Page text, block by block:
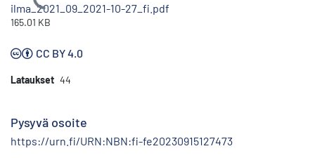
Ladataan...
ilma_2021_09_2021-10-27_fi.pdf
165.01 KB
CC BY 4.0
Lataukset 44
Pysyvä osoite
https://urn.fi/URN:NBN:fi-fe20230915127473